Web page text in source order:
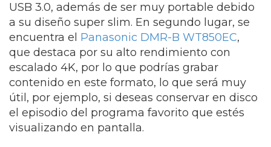
USB 3.0, además de ser muy portable debido
a su diseño super slim. En segundo lugar, se
encuentra el Panasonic DMR-B WT850EC,
que destaca por su alto rendimiento con
escalado 4K, por lo que podrías grabar
contenido en este formato, lo que será muy
útil, por ejemplo, si deseas conservar en disco
el episodio del programa favorito que estés
visualizando en pantalla.